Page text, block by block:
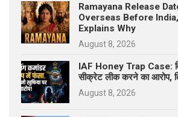
Ramayana Release
Overseas Before
Explains Why
August 8, 2026
IAF Honey Trap Case:
सीक्रेट लीक करने का आरोप,
August 8, 2026